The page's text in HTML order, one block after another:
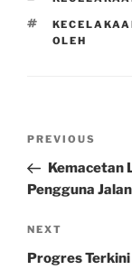
TAGS
OLEH
Previous
Post
PREVIOUS
Kemacetan
Pengguna Jalan
Next
Post
NEXT
Progres